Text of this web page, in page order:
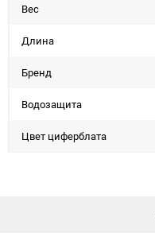
Вес
Длина
Бренд
Водозащита
Цвет циферблата